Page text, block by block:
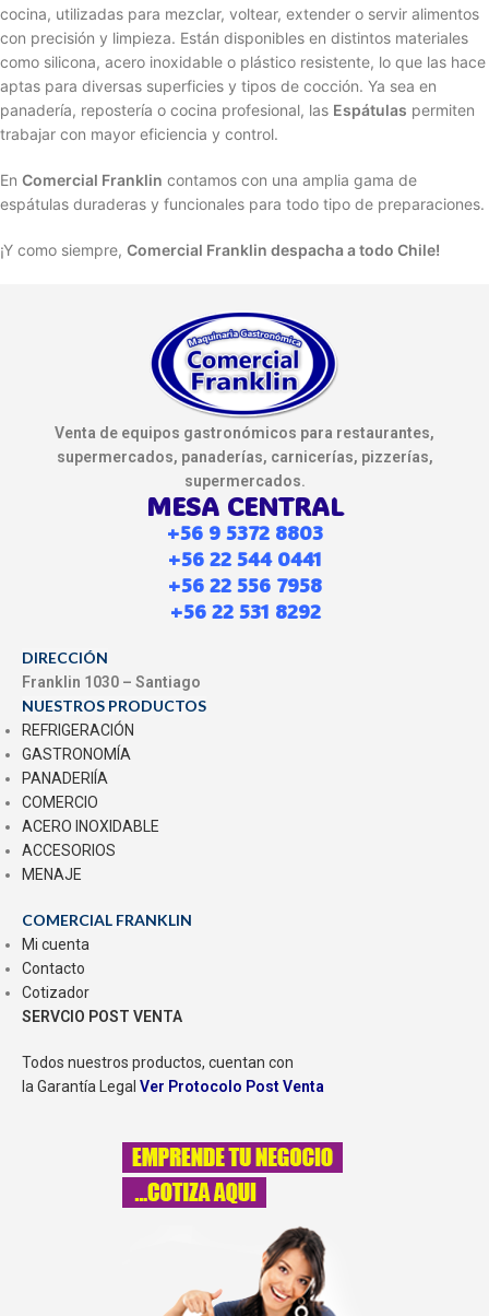
cocina, utilizadas para mezclar, voltear, extender o servir alimentos
con precisión y limpieza. Están disponibles en distintos materiales
como silicona, acero inoxidable o plástico resistente, lo que las hace
aptas para diversas superficies y tipos de cocción. Ya sea en
panadería, repostería o cocina profesional, las Espátulas permiten
trabajar con mayor eficiencia y control.
En Comercial Franklin contamos con una amplia gama de
espátulas duraderas y funcionales para todo tipo de preparaciones.
¡Y como siempre, Comercial Franklin despacha a todo Chile!
Venta de equipos gastronómicos para restaurantes,
supermercados, panaderías, carnicerías, pizzerías,
supermercados.
MESA CENTRAL
+56 9 5372 8803
+56 22 544 0441
+56 22 556 7958
+56 22 531 8292
DIRECCIÓN
Franklin 1030 – Santiago
NUESTROS PRODUCTOS
REFRIGERACIÓN
GASTRONOMÍA
PANADERIÍA
COMERCIO
ACERO INOXIDABLE
ACCESORIOS
MENAJE
COMERCIAL FRANKLIN
Mi cuenta
Contacto
Cotizador
SERVCIO POST VENTA
Todos nuestros productos, cuentan con
la Garantía Legal Ver Protocolo Post Venta